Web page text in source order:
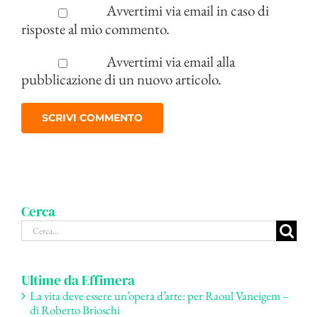
Avvertimi via email in caso di
risposte al mio commento.
Avvertimi via email alla
pubblicazione di un nuovo articolo.
Cerca
Cerca
per:
Ultime da Effimera
La vita deve essere un’opera d’arte: per Raoul Vaneigem –
di Roberto Brioschi